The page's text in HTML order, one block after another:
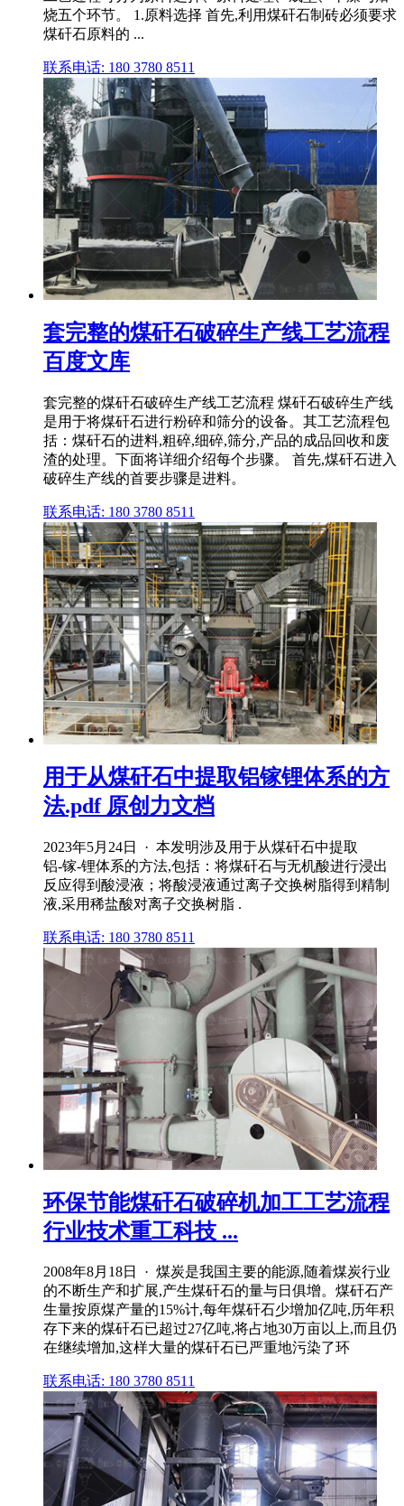
烧五个环节。 1.原料选择 首先,利用煤矸石制砖必须要求
煤矸石原料的 ...
联系电话: 180 3780 8511
套完整的煤矸石破碎生产线工艺流程
百度文库
套完整的煤矸石破碎生产线工艺流程 煤矸石破碎生产线
是用于将煤矸石进行粉碎和筛分的设备。其工艺流程包
括：煤矸石的进料,粗碎,细碎,筛分,产品的成品回收和废
渣的处理。下面将详细介绍每个步骤。 首先,煤矸石进入
破碎生产线的首要步骤是进料。
联系电话: 180 3780 8511
用于从煤矸石中提取铝镓锂体系的方
法.pdf 原创力文档
2023年5月24日 · 本发明涉及用于从煤矸石中提取
铝‑镓‑锂体系的方法,包括：将煤矸石与无机酸进行浸出
反应得到酸浸液；将酸浸液通过离子交换树脂得到精制
液,采用稀盐酸对离子交换树脂 .
联系电话: 180 3780 8511
环保节能煤矸石破碎机加工工艺流程
行业技术重工科技 ...
2008年8月18日 · 煤炭是我国主要的能源,随着煤炭行业
的不断生产和扩展,产生煤矸石的量与日俱增。煤矸石产
生量按原煤产量的15%计,每年煤矸石少增加亿吨,历年积
存下来的煤矸石已超过27亿吨,将占地30万亩以上,而且仍
在继续增加,这样大量的煤矸石已严重地污染了环
联系电话: 180 3780 8511